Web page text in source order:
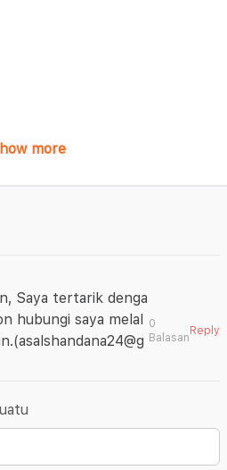
more
Saya tertarik denga
hubungi saya melal 0
Balasan
Reply